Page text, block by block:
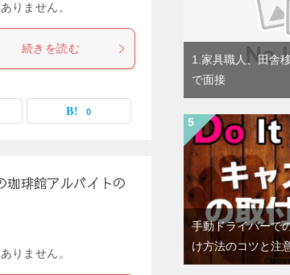
りません。
続きを読む
0
珈琲館アルバイトの
りません。
1.家具職人、田舎
で面接
手動ドライバーで
け方法のコツと注